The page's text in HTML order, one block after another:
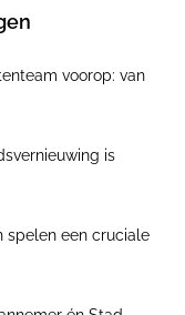
voorop: van
is
spelen een cruciale